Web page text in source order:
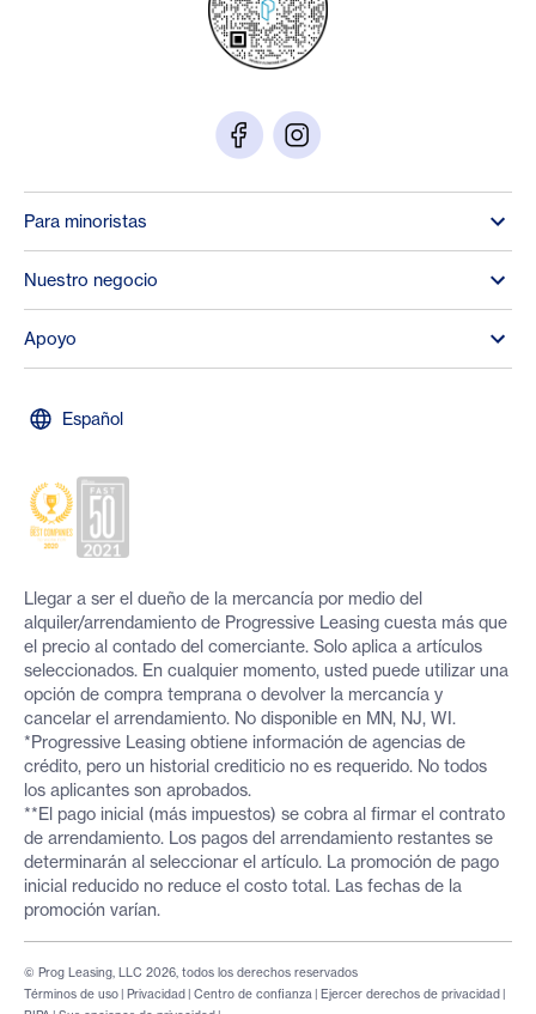
Para minoristas
Nuestro negocio
Apoyo
Español
Llegar a ser el dueño de la mercancía por medio del
alquiler/arrendamiento de Progressive Leasing cuesta más que
el precio al contado del comerciante. Solo aplica a artículos
seleccionados. En cualquier momento, usted puede utilizar una
opción de compra temprana o devolver la mercancía y
cancelar el arrendamiento. No disponible en MN, NJ, WI.
*Progressive Leasing obtiene información de agencias de
crédito, pero un historial crediticio no es requerido. No todos
los aplicantes son aprobados.
**El pago inicial (más impuestos) se cobra al firmar el contrato
de arrendamiento. Los pagos del arrendamiento restantes se
determinarán al seleccionar el artículo. La promoción de pago
inicial reducido no reduce el costo total. Las fechas de la
promoción varían.
Términos de uso | Privacidad | Centro de confianza | Ejercer derechos de privacidad |
© Prog Leasing, LLC 2026, todos los derechos reservados